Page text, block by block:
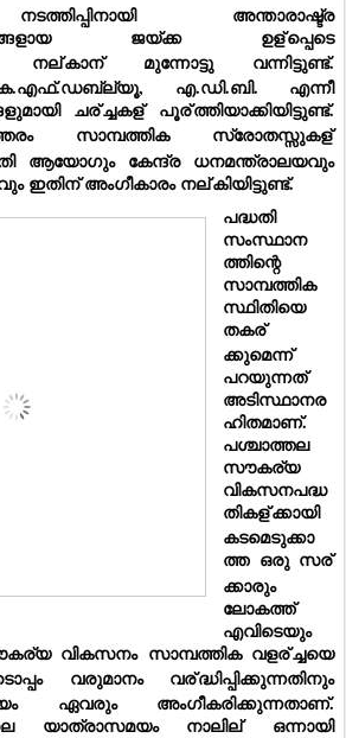
അന്താരാഷ്ട്ര
ജയ്ക്ക ഉള്പ്പെടെ
നല്കാന് മുന്നോട്ടു വന്നിട്ടുണ്ട്.
എ.ഡി.ബി. എന്നീ
ചര്ച്ചകള് പൂര്ത്തിയാക്കിയിട്ടുണ്ട്.
സാമ്പത്തിക സ്രോതസ്സുകള്
ആയോഗും കേന്ദ്ര ധനമന്ത്രാലയവും
ഇതിന് അംഗീകാരം നല്കിയിട്ടുണ്ട്.
പദ്ധതി
സംസ്ഥാന
ത്തിന്റെ
സാമ്പത്തിക
സ്ഥിതിയെ
തകര്
ക്കുമെന്ന്
പറയുന്നത്
അടിസ്ഥാനര
ഹിതമാണ്.
പശ്ചാത്തല
സൗകര്യ
വികസനപദ്ധ
തികള്ക്കായി
കടമെടുക്കാ
ത്ത ഒരു സര്
ക്കാരും
ലോകത്ത്
എവിടെയും
വികസനം സാമ്പത്തിക വളര്ച്ചയെ
വരുമാനം വര്ദ്ധിപ്പിക്കുന്നതിനും
ഏവരും അംഗീകരിക്കുന്നതാണ്.
യാത്രാസമയം നാലില് ഒന്നായി